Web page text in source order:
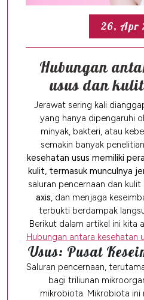
26, Apr
Hubungan
usus dan
Jerawat sering kali
yang hanya dipengaruhi
minyak, bakteri, atau
semakin banyak
kesehatan usus memiliki
kulit, termasuk munculnya
saluran pencernaan dan
axis, dan menjaga
terbukti berdampak
Berikut dalam artikel ini kita
Hubungan antara kesehatan
Usus: Pusat
Saluran pencernaan,
bagi triliunan
mikrobiota. Mikrobiota ini